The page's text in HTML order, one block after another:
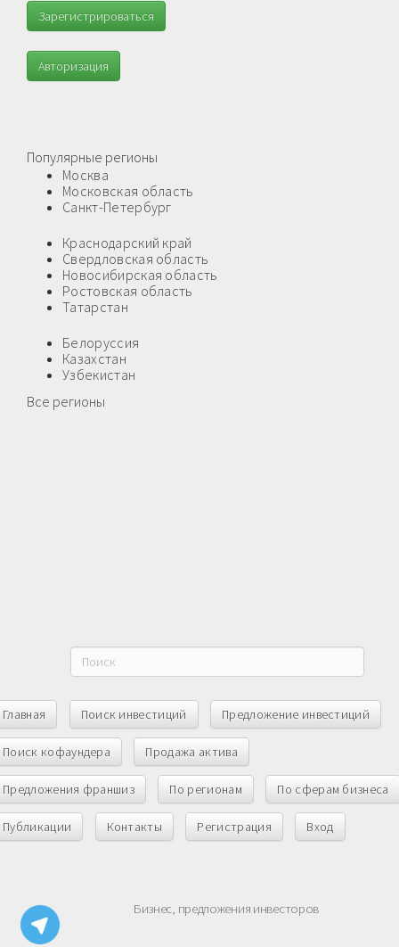
Зарегистрироваться
Авторизация
Популярные регионы
Москва
Московская область
Санкт-Петербург
Краснодарский край
Свердловская область
Новосибирская область
Ростовская область
Татарстан
Белоруссия
Казахстан
Узбекистан
Все регионы
Главная Поиск инвестиций Предложение инвестиций
Поиск кофаундера Продажа актива
Предложения франшиз По регионам По сферам бизнеса
Публикации Контакты Регистрация Вход
Бизнес, предложения инвесторов